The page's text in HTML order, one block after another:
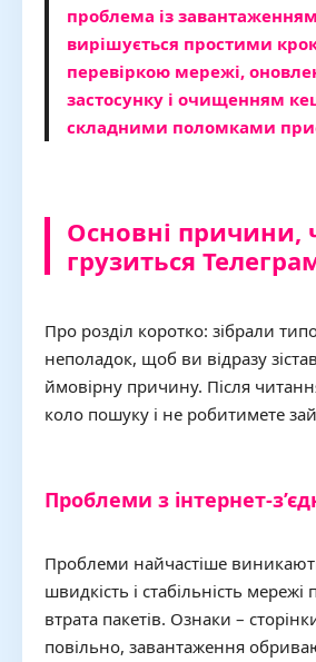
проблема із
вирішується простими
перевіркою мережі,
застосунку і очищенням
складними поломками
Основні причини,
грузиться
Про розділ коротко: зібрали
неполадок, щоб ви відразу
ймовірну причину. Після
коло пошуку і не робитимете
Проблеми з інтернет-
Проблеми найчастіше
швидкість і стабільність
втрата пакетів. Ознаки –
повільно, завантаження